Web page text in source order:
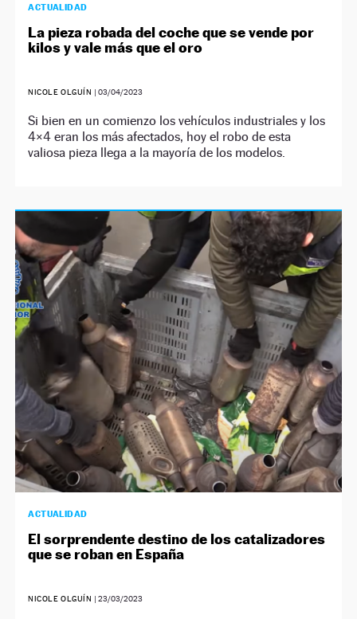
ACTUALIDAD
La pieza robada del coche que se vende por
kilos y vale más que el oro
NICOLE OLGUÍN | 03/04/2023
Si bien en un comienzo los vehículos industriales y los
4×4 eran los más afectados, hoy el robo de esta
valiosa pieza llega a la mayoría de los modelos.
ACTUALIDAD
El sorprendente destino de los catalizadores
que se roban en España
NICOLE OLGUÍN | 23/03/2023